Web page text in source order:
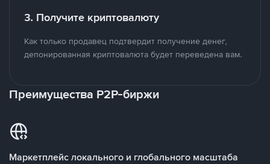
3. Получите криптовалюту
Как только продавец подтвердит получение денег,
депонированная криптовалюта будет переведена вам.
Преимущества P2P-биржи
Маркетплейс локального и глобального масштаба